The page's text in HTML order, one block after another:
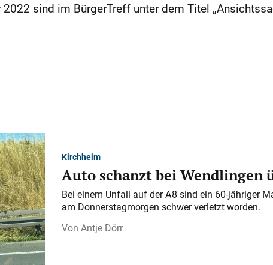
sind im BürgerTreff unter dem Titel
Kirchheim
Auto schanzt bei Wendlingen
Bei einem Unfall auf der A 8 sind ein 60-jähriger
am Donnerstagmorgen schwer verletzt worden.
Antje Dörr